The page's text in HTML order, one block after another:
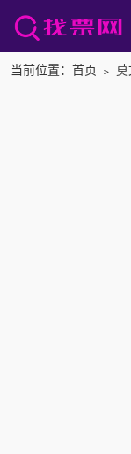
当前位置： 首页 ﹥ 莫